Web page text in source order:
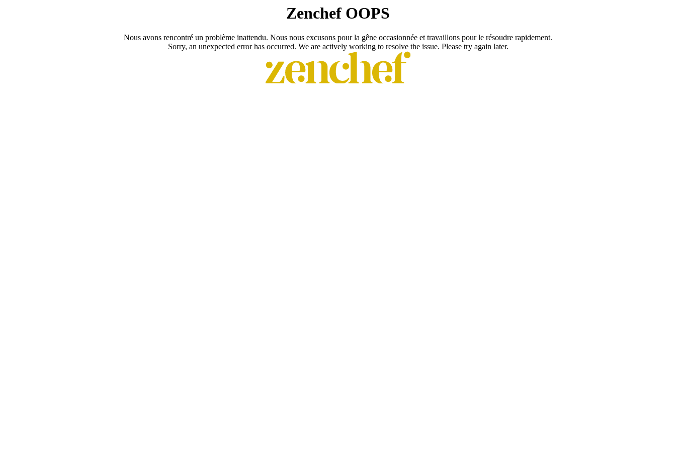
Zenchef OOPS
Nous avons rencontré un problème inattendu. Nous nous excusons pour la gêne occasionnée et travaillons pour le résoudre rapidement.
Sorry, an unexpected error has occurred. We are actively working to resolve the issue. Please try again later.